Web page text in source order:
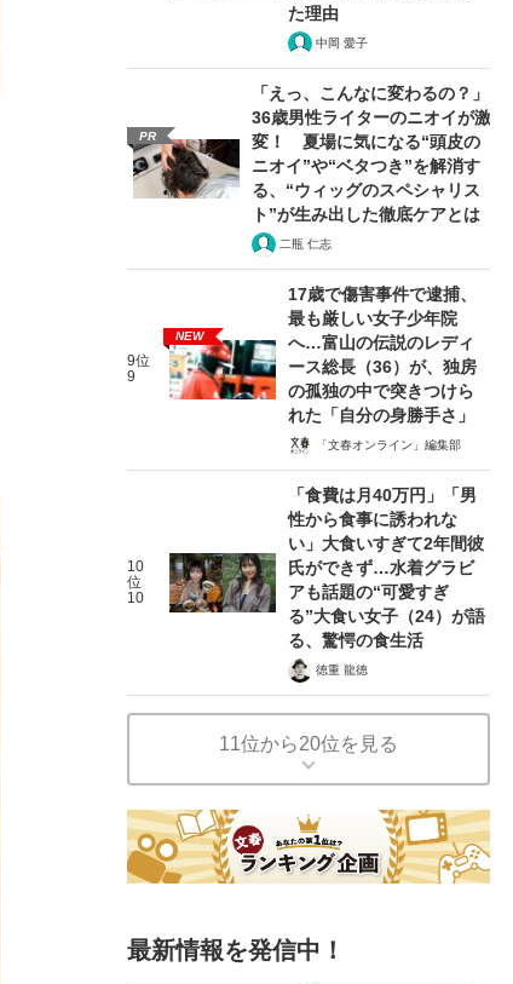
た理由
中岡 愛子
PR
「えっ、こんなに変わるの？」
36歳男性ライターのニオイが激
変！ 夏場に気になる“頭皮の
ニオイ”や“ベタつき”を解消す
る、“ウィッグのスペシャリス
ト”が生み出した徹底ケアとは
二瓶 仁志
9位
9
NEW
17歳で傷害事件で逮捕、
最も厳しい女子少年院
へ…富山の伝説のレディ
ース総長（36）が、独房
の孤独の中で突きつけら
れた「自分の身勝手さ」
「文春オンライン」編集部
10
位
10
「食費は月40万円」「男
性から食事に誘われな
い」大食いすぎて2年間彼
氏ができず…水着グラビ
アも話題の“可愛すぎ
る”大食い女子（24）が語
る、驚愕の食生活
徳重 龍徳
11位から20位を見る
最新情報を発信中！